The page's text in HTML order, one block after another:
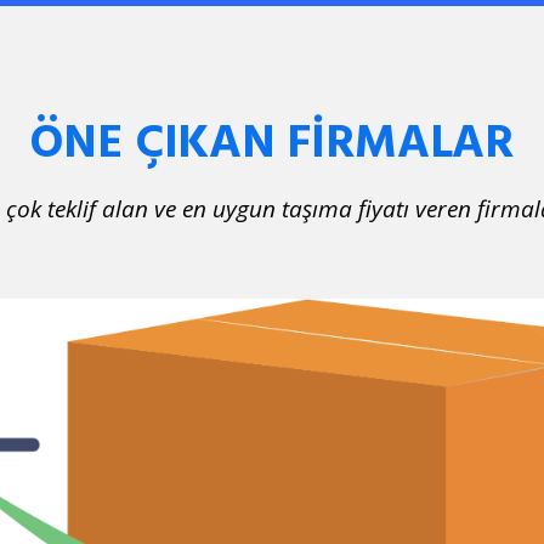
ÖNE ÇIKAN FİRMALAR
çok teklif alan ve en uygun taşıma fiyatı veren